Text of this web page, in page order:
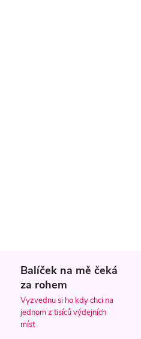
Balíček na mě čeká
za rohem
Vyzvednu si ho kdy chci na
jednom z tisíců výdejních
míst